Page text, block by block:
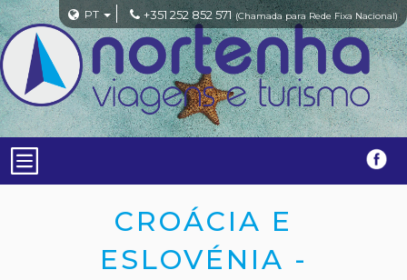
PT +351 252 852 571 (Chamada para Rede Fixa Nacional)
CROÁCIA E
ESLOVÉNIA -